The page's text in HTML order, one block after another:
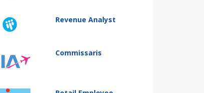
Revenue Analyst
Commissaris